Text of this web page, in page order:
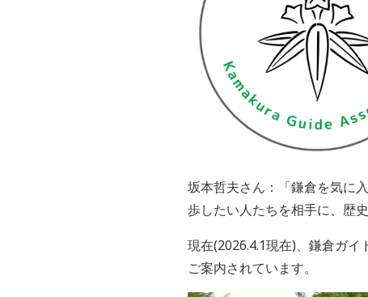
坂本哲夫さん：「鎌倉を気に
歩したい人たちを相手に、歴
現在(2026.4.1現在)、鎌倉ガイ
ご案内されています。